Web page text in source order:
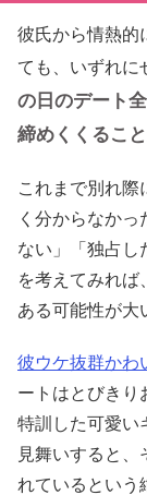
彼氏から情熱的
ても、いずれに
の日のデート
締めくくるこ
これまで別れ際
く分からなかっ
ない」「独占し
を考えてみれば
ある可能性が大
彼ウケ抜群かわ
ートはとびきり
特訓した可愛い
見舞いすると、
れているという